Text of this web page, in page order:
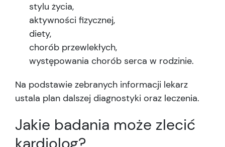
stylu życia,
aktywności fizycznej,
diety,
chorób przewlekłych,
występowania chorób serca w rodzinie.
Na podstawie zebranych informacji lekarz
ustala plan dalszej diagnostyki oraz leczenia.
Jakie badania może zlecić